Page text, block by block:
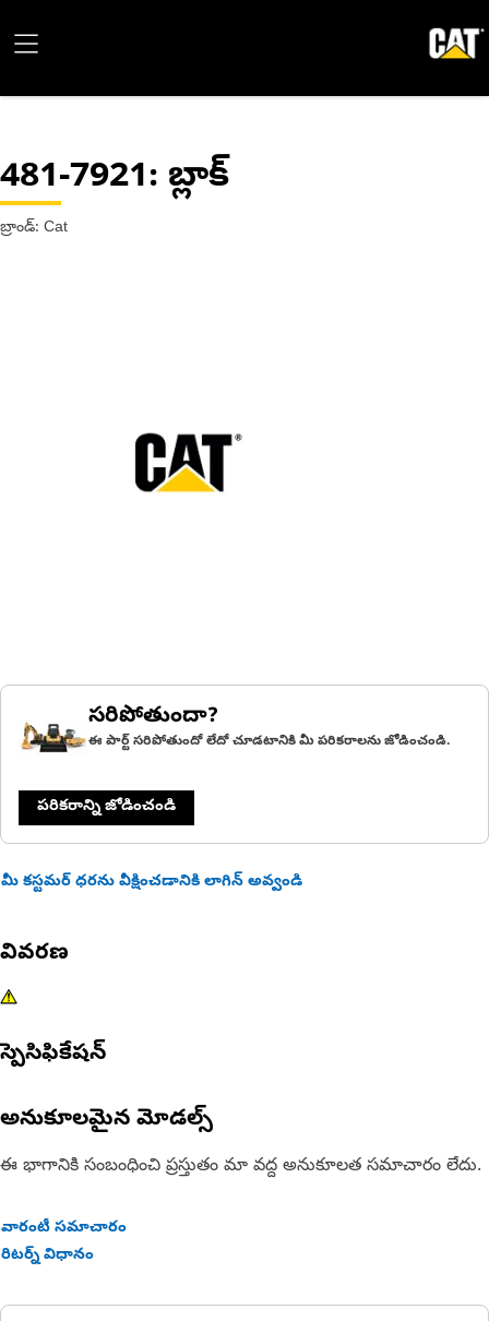
481-7921: బ్లాక్
బ్రాండ్: Cat
సరిపోతుందా?
ఈ పార్ట్ సరిపోతుందో లేదో చూడటానికి మీ పరికరాలను జోడించండి.
పరికరాన్ని జోడించండి
మీ కస్టమర్ ధరను వీక్షించడానికి లాగిన్ అవ్వండి
వివరణ
స్పెసిఫికేషన్
అనుకూలమైన మోడల్స్
ఈ భాగానికి సంబంధించి ప్రస్తుతం మా వద్ద అనుకూలత సమాచారం లేదు.
వారంటీ సమాచారం
రిటర్న్ విధానం